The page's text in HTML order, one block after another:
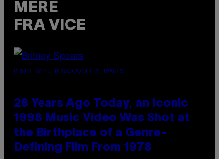
MERE
FRA VICE
PHOTO BY L. BUSACCA/GETTY IMAGES
28 Years Ago Today, an Iconic
1998 Music Video Was Shot at
the Birthplace of a Genre-
Defining Film From 1978